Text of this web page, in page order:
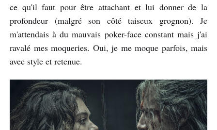
ce qu'il faut pour être attachant et lui donner de la
profondeur (malgré son côté taiseux grognon). Je
m'attendais à du mauvais poker-face constant mais j'ai
ravalé mes moqueries. Oui, je me moque parfois, mais
avec style et retenue.